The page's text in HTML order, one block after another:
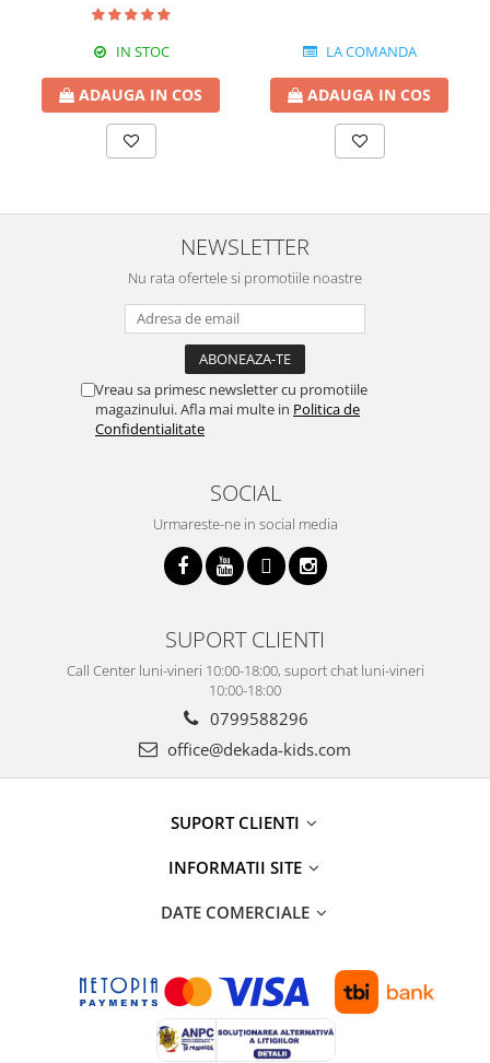
IN STOC
ADAUGA IN COS
LA COMANDA
ADAUGA IN COS
NEWSLETTER
Nu rata ofertele si promotiile noastre
Vreau sa primesc newsletter cu promotiile
magazinului. Afla mai multe in Politica de
Confidentialitate
SOCIAL
Urmareste-ne in social media
SUPORT CLIENTI
Call Center luni-vineri 10:00-18:00, suport chat luni-vineri
10:00-18:00
0799588296
office@dekada-kids.com
SUPORT CLIENTI
INFORMATII SITE
DATE COMERCIALE